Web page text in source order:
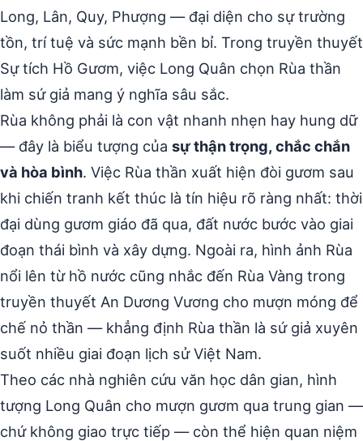
Long, Lân, Quy, Phượng — đại diện cho sự trường
tồn, trí tuệ và sức mạnh bền bỉ. Trong truyền thuyết
Sự tích Hồ Gươm, việc Long Quân chọn Rùa thần
làm sứ giả mang ý nghĩa sâu sắc.
Rùa không phải là con vật nhanh nhẹn hay hung dữ
— đây là biểu tượng của sự thận trọng, chắc chắn
và hòa bình. Việc Rùa thần xuất hiện đòi gươm sau
khi chiến tranh kết thúc là tín hiệu rõ ràng nhất: thời
đại dùng gươm giáo đã qua, đất nước bước vào giai
đoạn thái bình và xây dựng. Ngoài ra, hình ảnh Rùa
nổi lên từ hồ nước cũng nhắc đến Rùa Vàng trong
truyền thuyết An Dương Vương cho mượn móng để
chế nỏ thần — khẳng định Rùa thần là sứ giả xuyên
suốt nhiều giai đoạn lịch sử Việt Nam.
Theo các nhà nghiên cứu văn học dân gian, hình
tượng Long Quân cho mượn gươm qua trung gian —
chứ không giao trực tiếp — còn thể hiện quan niệm